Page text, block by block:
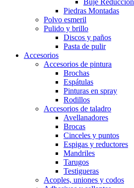
Piedras Montadas
Polvo esmeril
Pulido y brillo
Discos y paños
Pasta de pulir
Accesorios
Accesorios de pintura
Brochas
Espátulas
Pinturas en spray
Rodillos
Accesorios de taladro
Avellanadores
Brocas
Cinceles y puntos
Espigas y reductores
Mandriles
Tarugos
Testigueras
Acoples, uniones y codos